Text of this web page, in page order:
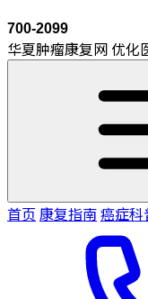
700-2099
华夏肿瘤康复网 优化
首页 康复指南癌症科